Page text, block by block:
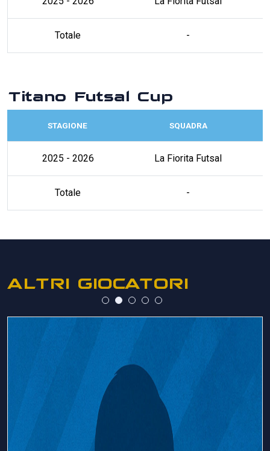
Totale -
Titano Futsal Cup
STAGIONE SQUADRA
2025 - 2026 La Fiorita Futsal
Totale -
ALTRI GIOCATORI